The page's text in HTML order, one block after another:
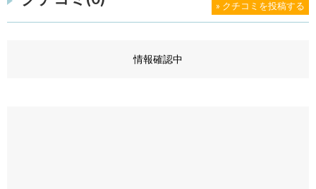
» クチコミを投稿する
情報確認中